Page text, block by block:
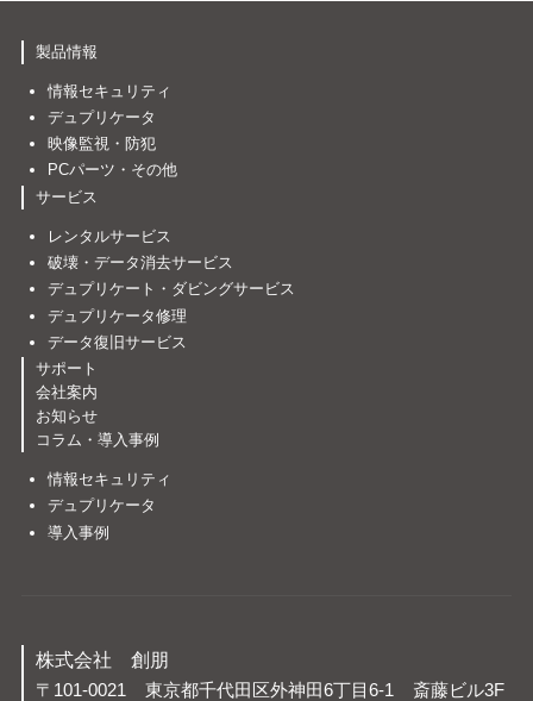
製品情報
情報セキュリティ
デュプリケータ
映像監視・防犯
PCパーツ・その他
サービス
レンタルサービス
破壊・データ消去サービス
デュプリケート・ダビングサービス
デュプリケータ修理
データ復旧サービス
サポート
会社案内
お知らせ
コラム・導入事例
情報セキュリティ
デュプリケータ
導入事例
株式会社 創朋
〒101-0021 東京都千代田区外神田6丁目6-1
斎藤ビル3F